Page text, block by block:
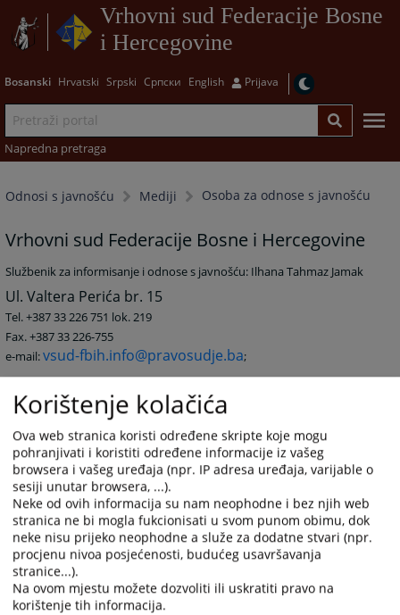
Vrhovni sud Federacije Bosne
i Hercegovine
Bosanski Hrvatski Srpski Српски English Prijava
Napredna pretraga
Odnosi s javnošću Mediji Osoba za odnose s javnošću
Vrhovni sud Federacije Bosne i Hercegovine
Službenik za informisanje i odnose s javnošću: Ilhana Tahmaz Jamak
Ul. Valtera Perića br. 15
Tel. +387 33 226 751 lok. 219
Fax. +387 33 226-755
e-mail:vsud-fbih.info@pravosudje.ba;
4380PREGLEDA
Korištenje kolačića
Ova web stranica koristi određene skripte koje mogu
pohranjivati i koristiti određene informacije iz vašeg
browsera i vašeg uređaja (npr. IP adresa uređaja, varijable o
sesiji unutar browsera, ...).
Neke od ovih informacija su nam neophodne i bez njih web
stranica ne bi mogla fukcionisati u svom punom obimu, dok
neke nisu prijeko neophodne a služe za dodatne stvari (npr.
procjenu nivoa posjećenosti, budućeg usavršavanja
stranice...).
Na ovom mjestu možete dozvoliti ili uskratiti pravo na
korištenje tih informacija.